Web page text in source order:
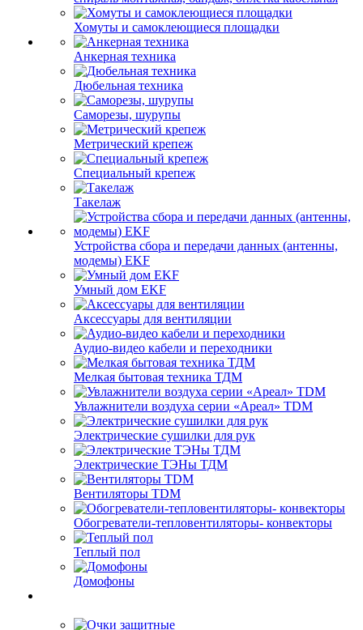
Хомуты и самоклеющиеся площадки
Анкерная техника
Дюбельная техника
Саморезы, шурупы
Метрический крепеж
Специальный крепеж
Такелаж
Устройства сбора и передачи данных (антенны,
модемы) EKF
Умный дом EKF
Аксессуары для вентиляции
Аудио-видео кабели и переходники
Мелкая бытовая техника ТДМ
Увлажнители воздуха серии «Ареал» TDM
Электрические сушилки для рук
Электрические ТЭНы ТДМ
Вентиляторы TDM
Обогреватели-тепловентиляторы- конвекторы
Теплый пол
Домофоны